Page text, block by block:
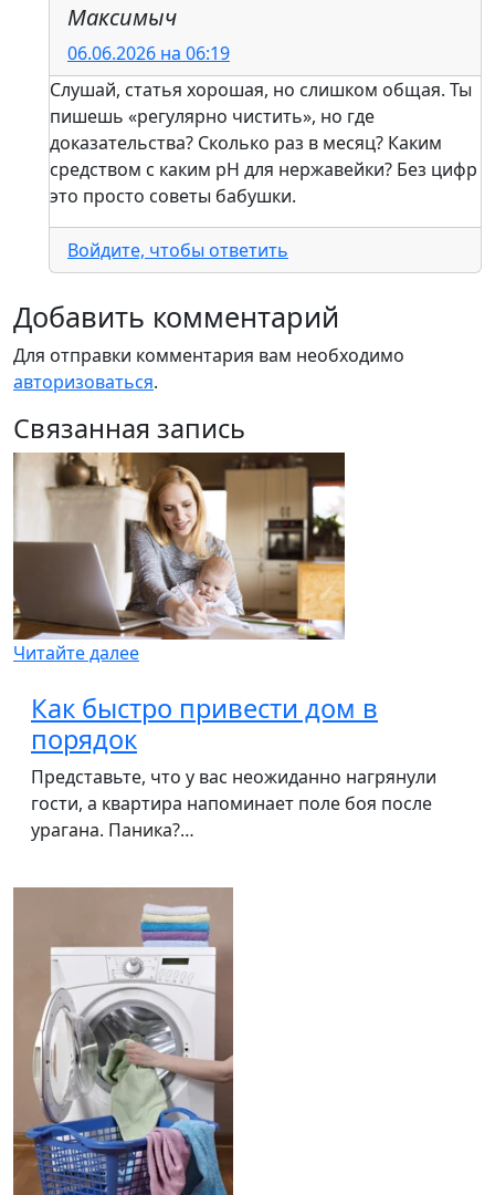
Максимыч
06.06.2026 на 06:19
Слушай, статья хорошая, но слишком общая. Ты
пишешь «регулярно чистить», но где
доказательства? Сколько раз в месяц? Каким
средством с каким pH для нержавейки? Без цифр
это просто советы бабушки.
Войдите, чтобы ответить
Добавить комментарий
Для отправки комментария вам необходимо
авторизоваться.
Связанная запись
Читайте далее
Как быстро привести дом в
порядок
Представьте, что у вас неожиданно нагрянули
гости, а квартира напоминает поле боя после
урагана. Паника?…